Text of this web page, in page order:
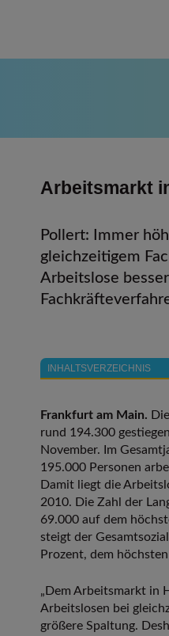
Arbeitsmarkt
Pollert: Immer
gleichzeitigem
Arbeitslose
INHALTSVERZEICHNIS
Frankfurt am Main.
rund 194.300
November. Im
195.000 Personen
Damit liegt die
2010. Die Zahl der
69.000 auf dem
steigt der
Prozent, dem
„Dem Arbeitsmarkt in
Arbeitslosen bei
größere Spaltung.